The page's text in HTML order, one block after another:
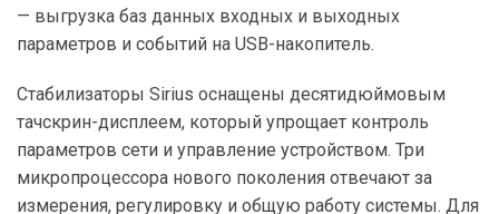
— выгрузка баз данных входных и выходных
параметров и событий на USB-накопитель.
Стабилизаторы Sirius оснащены десятидюймовым
тачскрин-дисплеем, который упрощает контроль
параметров сети и управление устройством. Три
микропроцессора нового поколения отвечают за
измерения, регулировку и общую работу системы. Для